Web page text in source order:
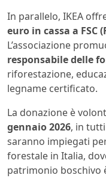
In parallelo, IKEA
euro in cassa a FSC
L’associazione
responsabile delle
riforestazione,
legname certificato.
La donazione è
gennaio 2026, in
saranno impiegati
forestale in Italia,
patrimonio boschivo